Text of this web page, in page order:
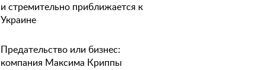
и стремительно приближается к
Украине
Предательство или бизнес:
компания Максима Криппы